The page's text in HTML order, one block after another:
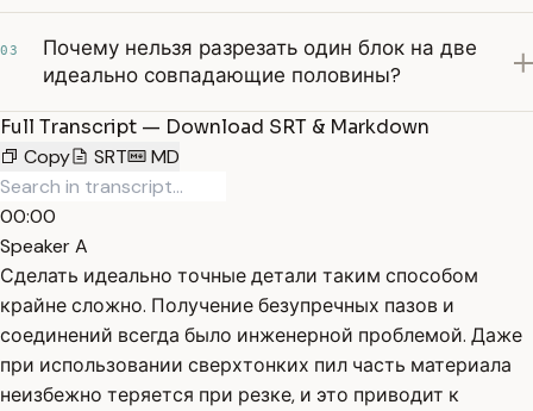
03
Почему нельзя разрезать один блок на две
идеально совпадающие половины?
Full Transcript — Download SRT & Markdown
Copy
SRT MD
00:00
Speaker A
Сделать идеально точные детали таким способом
крайне сложно. Получение безупречных пазов и
соединений всегда было инженерной проблемой. Даже
при использовании сверхтонких пил часть материала
неизбежно теряется при резке, и это приводит к